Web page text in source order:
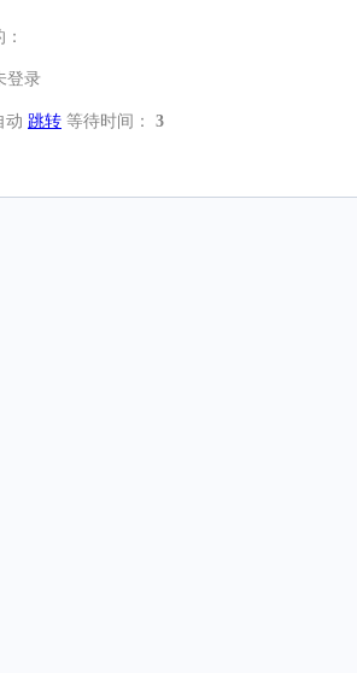
登录
动 跳转 等待时间： 3